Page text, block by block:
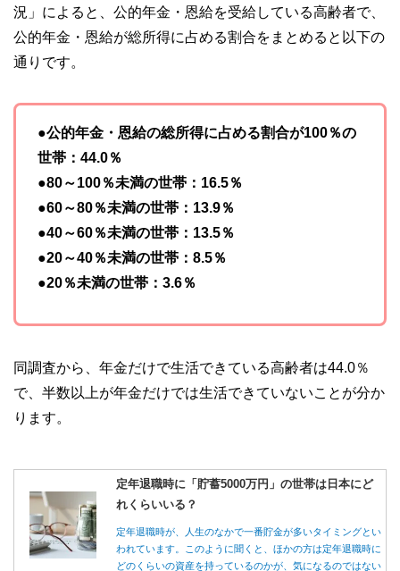
況」によると、公的年金・恩給を受給している高齢者で、
公的年金・恩給が総所得に占める割合をまとめると以下の
通りです。
●公的年金・恩給の総所得に占める割合が100％の
世帯：44.0％
●80～100％未満の世帯：16.5％
●60～80％未満の世帯：13.9％
●40～60％未満の世帯：13.5％
●20～40％未満の世帯：8.5％
●20％未満の世帯：3.6％
同調査から、年金だけで生活できている高齢者は44.0％
で、半数以上が年金だけでは生活できていないことが分か
ります。
定年退職時に「貯蓄5000万円」の世帯は日本にど
れくらいいる？
定年退職時が、人生のなかで一番貯金が多いタイミングとい
われています。このように聞くと、ほかの方は定年退職時に
どのくらいの資産を持っているのかが、気になるのではない